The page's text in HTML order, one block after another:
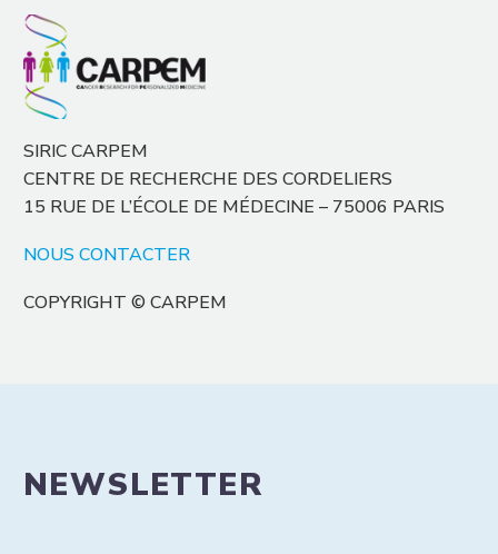
SIRIC CARPEM
CENTRE DE RECHERCHE DES CORDELIERS
15 RUE DE L’ÉCOLE DE MÉDECINE – 75006 PARIS
NOUS CONTACTER
COPYRIGHT © CARPEM
NEWSLETTER